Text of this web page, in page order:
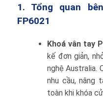
1. Tổng quan
FP6021
Khoá vân tay
kế đơn giản,
nghệ Australia.
nhu cầu, nâng
toàn khi khóa